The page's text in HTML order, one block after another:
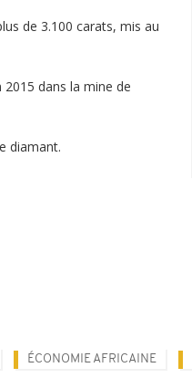
de 3.100 carats, mis au
dans la mine de
diamant.
ÉCONOMIE AFRICAINE